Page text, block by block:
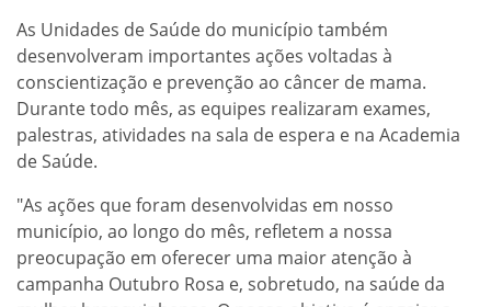
As Unidades de Saúde do município também
desenvolveram importantes ações voltadas à
conscientização e prevenção ao câncer de mama.
Durante todo mês, as equipes realizaram exames,
palestras, atividades na sala de espera e na Academia
de Saúde.
"As ações que foram desenvolvidas em nosso
município, ao longo do mês, refletem a nossa
preocupação em oferecer uma maior atenção à
campanha Outubro Rosa e, sobretudo, na saúde da